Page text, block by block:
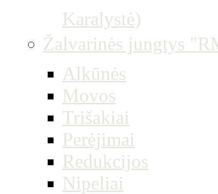
Karalystė)
Žalvarinės jungtys
Alkūnės
Movos
Trišakiai
Perėjimai
Redukcijos
Nipeliai